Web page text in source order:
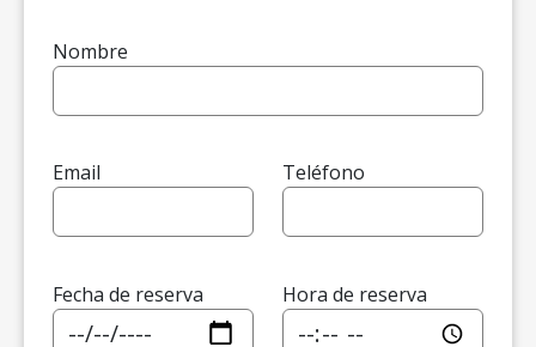
Nombre
Email Teléfono
Fecha de reserva Hora de reserva